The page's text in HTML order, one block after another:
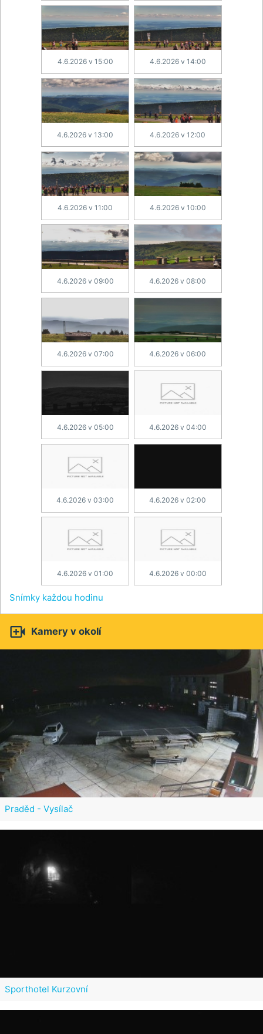
4.6.2026 v 15:00 4.6.2026 v 14:00
4.6.2026 v 13:00 4.6.2026 v 12:00
4.6.2026 v 11:00 4.6.2026 v 10:00
4.6.2026 v 09:00 4.6.2026 v 08:00
4.6.2026 v 07:00 4.6.2026 v 06:00
4.6.2026 v 05:00 4.6.2026 v 04:00
4.6.2026 v 03:00 4.6.2026 v 02:00
4.6.2026 v 01:00 4.6.2026 v 00:00
Snímky každou hodinu
 Kamery v okolí
Praděd - Vysílač
Sporthotel Kurzovní